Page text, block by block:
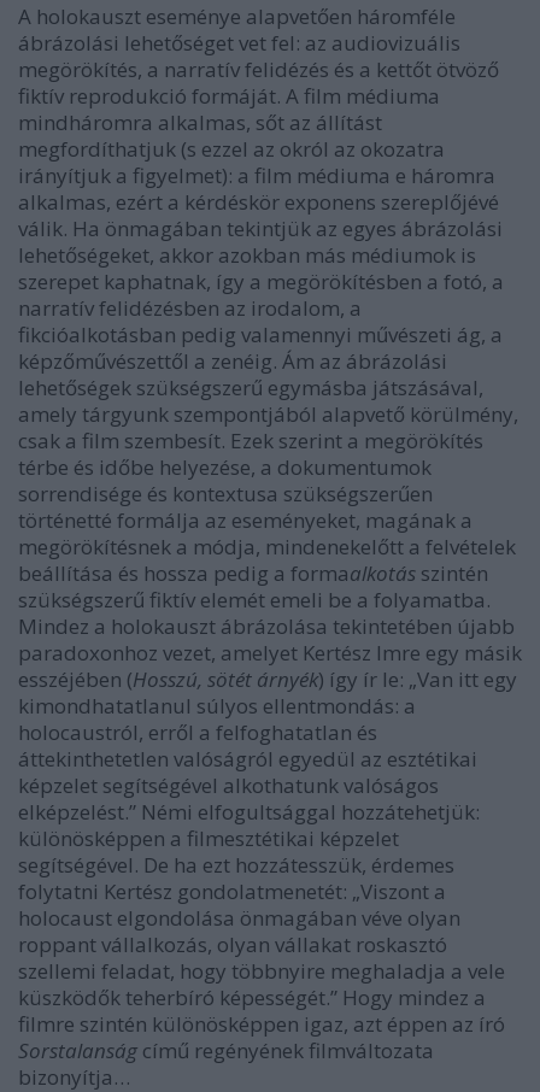
A holokauszt eseménye alapvetően háromféle
ábrázolási lehetőséget vet fel: az audiovizuális
megörökítés, a narratív felidézés és a kettőt ötvöző
fiktív reprodukció formáját. A film médiuma
mindháromra alkalmas, sőt az állítást
megfordíthatjuk (s ezzel az okról az okozatra
irányítjuk a figyelmet): a film médiuma e háromra
alkalmas, ezért a kérdéskör exponens szereplőjévé
válik. Ha önmagában tekintjük az egyes ábrázolási
lehetőségeket, akkor azokban más médiumok is
szerepet kaphatnak, így a megörökítésben a fotó, a
narratív felidézésben az irodalom, a
fikcióalkotásban pedig valamennyi művészeti ág, a
képzőművészettől a zenéig. Ám az ábrázolási
lehetőségek szükségszerű egymásba játszásával,
amely tárgyunk szempontjából alapvető körülmény,
csak a film szembesít. Ezek szerint a megörökítés
térbe és időbe helyezése, a dokumentumok
sorrendisége és kontextusa szükségszerűen
történetté formálja az eseményeket, magának a
megörökítésnek a módja, mindenekelőtt a felvételek
beállítása és hossza pedig a formaalkotás szintén
szükségszerű fiktív elemét emeli be a folyamatba.
Mindez a holokauszt ábrázolása tekintetében újabb
paradoxonhoz vezet, amelyet Kertész Imre egy másik
esszéjében (Hosszú, sötét árnyék) így ír le: „Van itt egy
kimondhatatlanul súlyos ellentmondás: a
holocaustról, erről a felfoghatatlan és
áttekinthetetlen valóságról egyedül az esztétikai
képzelet segítségével alkothatunk valóságos
elképzelést.” Némi elfogultsággal hozzátehetjük:
különösképpen a filmesztétikai képzelet
segítségével. De ha ezt hozzátesszük, érdemes
folytatni Kertész gondolatmenetét: „Viszont a
holocaust elgondolása önmagában véve olyan
roppant vállalkozás, olyan vállakat roskasztó
szellemi feladat, hogy többnyire meghaladja a vele
küszködők teherbíró képességét.” Hogy mindez a
filmre szintén különösképpen igaz, azt éppen az író
Sorstalanság című regényének filmváltozata
bizonyítja…